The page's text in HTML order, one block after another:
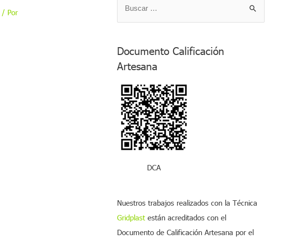
/ Por
u
c
a
Documento Calificación
Artesana
DCA
Nuestros trabajos realizados con la Técnica
Gridplast están acreditados con el
Documento de Calificación Artesana por el